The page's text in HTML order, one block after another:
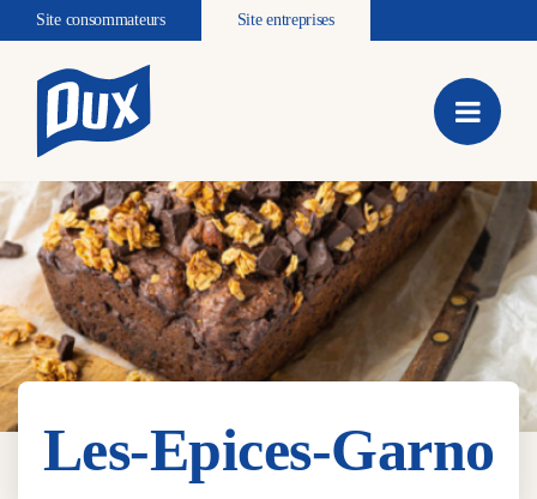
Site consommateurs Site entreprises
Les-Epices-Garno
Les-Epices-Garno